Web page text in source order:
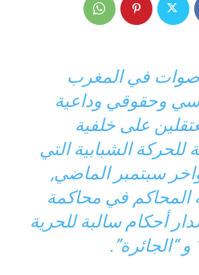
في المغرب
وحقوقي وداعية
على خلفية
للحركة الشبابية التي
سبتمبر الماضي,
في محاكمة
أحكام سالبة للحرية
“الجائرة”.